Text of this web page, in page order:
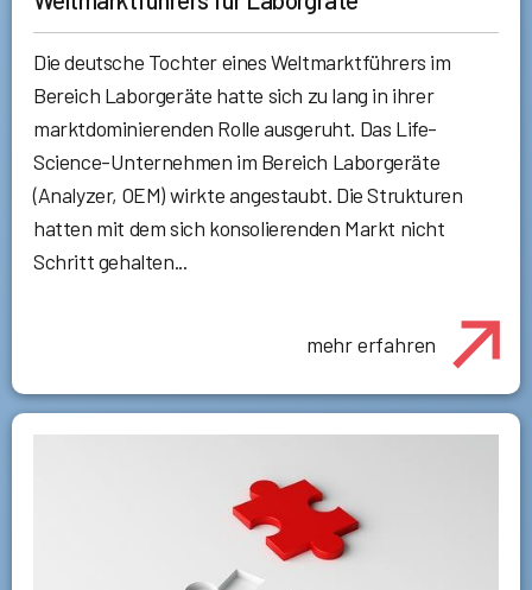
Die deutsche Tochter eines Weltmarktführers im
Bereich Laborgeräte hatte sich zu lang in ihrer
marktdominierenden Rolle ausgeruht. Das Life-
Science-Unternehmen im Bereich Laborgeräte
(Analyzer, OEM) wirkte angestaubt. Die Strukturen
hatten mit dem sich konsolierenden Markt nicht
Schritt gehalten...
mehr erfahren